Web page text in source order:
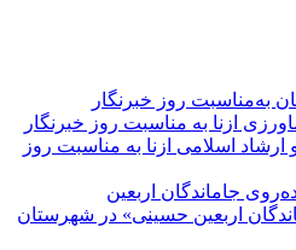
به‌مناسبت روز خبرنگار
ازنا به مناسبت روز خبرنگار
ارشاد اسلامی ازنا به مناسبت روز
جاماندگان اربعین
اربعین حسینی» در شهرستان